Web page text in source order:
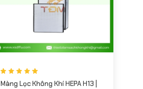
Màng Lọc Không Khí HEPA H13 |